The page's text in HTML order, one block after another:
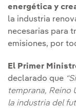
energética y
la industria
necesarias para
emisiones, por
El Primer
declarado que
temprana, Reino
la industria del